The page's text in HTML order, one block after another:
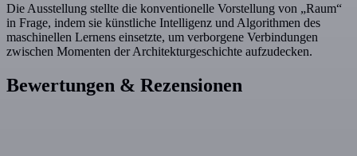
Die Ausstellung stellte die konventionelle Vorstellung von „Raum“
in Frage, indem sie künstliche Intelligenz und Algorithmen des
maschinellen Lernens einsetzte, um verborgene Verbindungen
zwischen Momenten der Architekturgeschichte aufzudecken.
Bewertungen & Rezensionen